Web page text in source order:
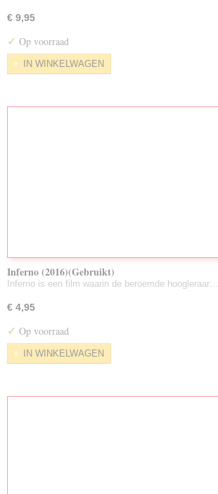
€ 9,95
✓ Op voorraad
IN WINKELWAGEN
Inferno (2016)(Gebruikt)
Inferno is een film waarin de beroemde hoogleraar…
€ 4,95
✓ Op voorraad
IN WINKELWAGEN